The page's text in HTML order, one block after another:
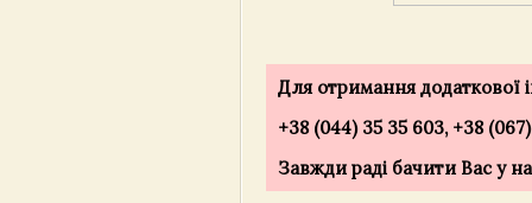
Для отримання додаткової
+38 (044) 35 35 603, +38
Завжди раді бачити Вас у